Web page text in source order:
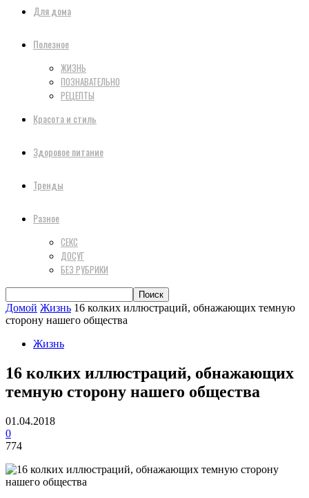
Для дома
Полезное
ЖИЗНЬ
ПОЗНАВАТЕЛЬНО
РЕЦЕПТЫ
Красота и стиль
Здоровое питание
Тренды
Разное
СЕКС
ДОСУГ
БЕЗ РУБРИКИ
Домой Жизнь 16 колких иллюстраций, обнажающих темную
сторону нашего общества
Жизнь
16 колких иллюстраций, обнажающих
темную сторону нашего общества
01.04.2018
0
774